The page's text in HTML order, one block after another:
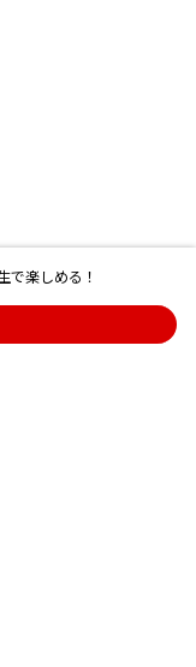
で楽しめる！